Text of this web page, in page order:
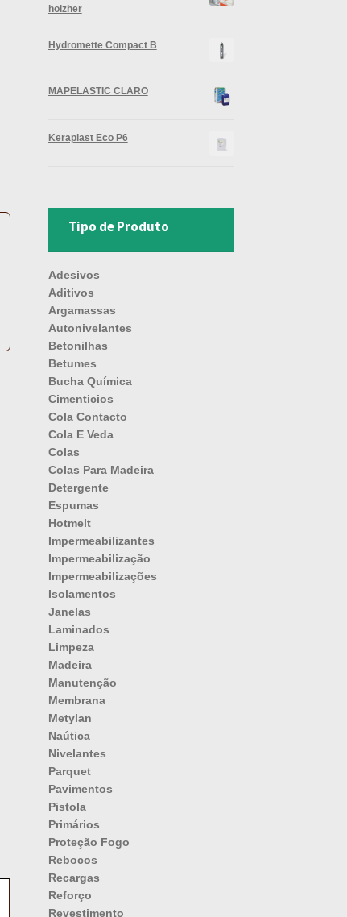
holzher
Hydromette Compact B
MAPELASTIC CLARO
Keraplast Eco P6
Tipo de Produto
Adesivos
Aditivos
Argamassas
Autonivelantes
Betonilhas
Betumes
Bucha Química
Cimenticios
Cola Contacto
Cola E Veda
Colas
Colas Para Madeira
Detergente
Espumas
Hotmelt
Impermeabilizantes
Impermeabilização
Impermeabilizações
Isolamentos
Janelas
Laminados
Limpeza
Madeira
Manutenção
Membrana
Metylan
Naútica
Nivelantes
Parquet
Pavimentos
Pistola
Primários
Proteção Fogo
Rebocos
Recargas
Reforço
Revestimento